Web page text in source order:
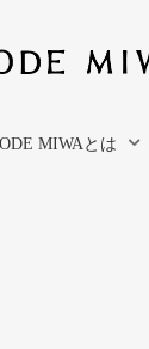
MIWAとは